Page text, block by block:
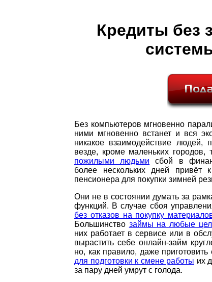
Кредиты без
Без компьютеров мгновенно
ними мгновенно встанет и вся
никакое взаимодействие людей,
везде, кроме маленьких городов,
пожилыми людьми сбой в
более нескольких дней
пенсионера для покупки зимней
Они не в состоянии думать за
функций. В случае сбоя
без отказов на покупку
Большинство займы на любые
них работает в сервисе или в
вырастить себе онлайн-займ
но, как правило, даже
для подготовки к смене работы их
за пару дней умрут с голода.